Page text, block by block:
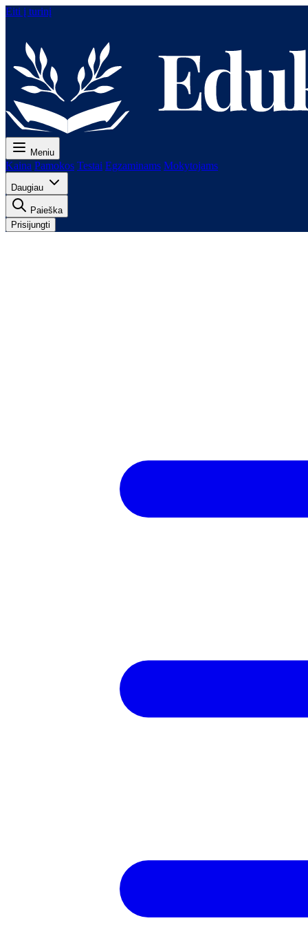
Eiti į turinį
Meniu
Kaina Pamokos Testai Egzaminams Mokytojams
Daugiau
Paieška
Prisijungti